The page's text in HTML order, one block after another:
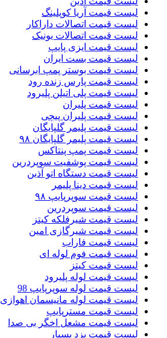
لیست قیمت آریا کوپلینگ
لیست قیمت اتصالات داراکار
لیست قیمت اتصالات یونیک
لیست قیمت ایزی پایپ
لیست قیمت بست ایران
لیست قیمت بوستر پمپ ابرسانی
لیست قیمت پارس زنده رود
لیست قیمت پلی اتیلن پلیرود
لیست قیمت پلیران
لیست قیمت پلیران پیچی
لیست قیمت پلیمر گلپایگان
لیست قیمت پلیمر گلپایگان ۹۸
لیست قیمت پمپ پنتاکس
لیست قیمت پوشفیت سوپردرین
لیست قیمت دستگاه اتو آذین
لیست قیمت دینا پلیمر
لیست قیمت سوپرپایپ ۹۸
لیست قیمت سوپردرین
لیست قیمت شیرفلکه کیتز
لیست قیمت شیرگازی امین
لیست قیمت فاراب
لیست قیمت فوم لوله ای
لیست قیمت کیتز
لیست قیمت لوله پلیرود
لیست قیمت لوله سوپرپایپ 98
لیست قیمت لوله مانیسمان اهوازی
لیست قیمت مسترپایپ
لیست قیمت مشعل اخگر بی صدا
لیست قیمت یزد بسپار